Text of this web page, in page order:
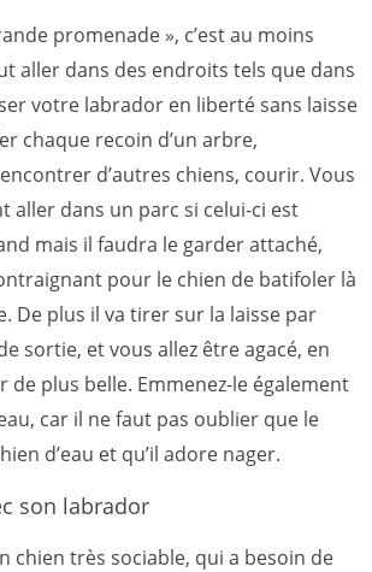
promenade », c’est au moins
aller dans des endroits tels que dans
votre labrador en liberté sans laisse
chaque recoin d’un arbre,
d’autres chiens, courir. Vous
aller dans un parc si celui-ci est
mais il faudra le garder attaché,
pour le chien de batifoler là
De plus il va tirer sur la laisse par
sortie, et vous allez être agacé, en
plus belle. Emmenez-le également
car il ne faut pas oublier que le
d’eau et qu’il adore nager.
son labrador
chien très sociable, qui a besoin de